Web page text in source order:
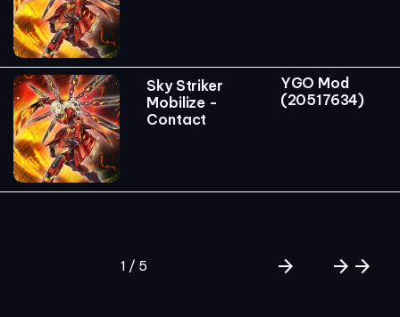
Sky Striker
Mobilize -
Contact
YGO Mod
(20517634)
1 / 5 arrow_forward arrow_forward arrow_forward